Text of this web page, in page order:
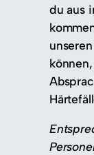
du aus